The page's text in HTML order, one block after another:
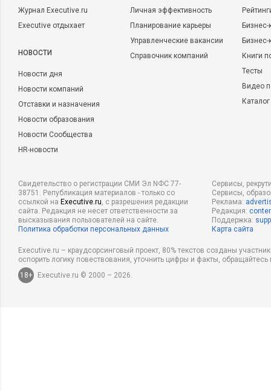
Журнал Executive.ru
Executive отдыхает
НОВОСТИ
Новости дня
Новости компаний
Отставки и назначения
Новости образования
Новости Сообщества
HR-новости
Личная эффективность
Планирование карьеры
Управленческие вакансии
Справочник компаний
Бизнес-
Книги
Тесты
Видео
Свидетельство о регистрации СМИ Эл NФС 77-
38751. Републикация материалов - только со
ссылкой на Executive.ru, с разрешения редакции
сайта. Редакция не несет ответственности за
высказывания пользователей на сайте.
Политика обработки персональных данных
Сервисы,
Сервисы,
Реклама:
Редакция:
Поддержка:
Карта сайта
Executive.ru – краудсорсинговый проект, 80% текстов созданы
оспорить логику повествования, уточнить цифры и факты,
18+
Executive.ru © 2000 – 2026.